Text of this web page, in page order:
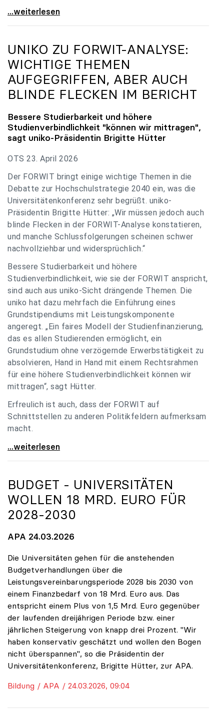
uniko zu Budgetverhandlungen: Universitäten sind
...weiterlesen
UNIKO ZU FORWIT-ANALYSE:
WICHTIGE THEMEN
AUFGEGRIFFEN, ABER AUCH
BLINDE FLECKEN IM BERICHT
Bessere Studierbarkeit und höhere
Studienverbindlichkeit "können wir mittragen",
sagt uniko-Präsidentin Brigitte Hütter
OTS 23. April 2026
Der FORWIT bringt einige wichtige Themen in die
Debatte zur Hochschulstrategie 2040 ein, was die
Universitätenkonferenz sehr begrüßt. uniko-
Präsidentin Brigitte Hütter: „Wir müssen jedoch auch
blinde Flecken in der FORWIT-Analyse konstatieren,
und manche Schlussfolgerungen scheinen schwer
nachvollziehbar und widersprüchlich.“
Bessere Studierbarkeit und höhere
Studienverbindlichkeit, wie sie der FORWIT anspricht,
sind auch aus uniko-Sicht drängende Themen. Die
uniko hat dazu mehrfach die Einführung eines
Grundstipendiums mit Leistungskomponente
angeregt. „Ein faires Modell der Studienfinanzierung,
das es allen Studierenden ermöglicht, ein
Grundstudium ohne verzögernde Erwerbstätigkeit zu
absolvieren, Hand in Hand mit einem Rechtsrahmen
für eine höhere Studienverbindlichkeit können wir
mittragen“, sagt Hütter.
Erfreulich ist auch, dass der FORWIT auf
Schnittstellen zu anderen Politikfeldern aufmerksam
macht.
uniko zu FORWIT-Analyse: Wichtige Themen
...weiterlesen
BUDGET - UNIVERSITÄTEN
WOLLEN 18 MRD. EURO FÜR
2028-2030
APA 24.03.2026
Die Universitäten gehen für die anstehenden
Budgetverhandlungen über die
Leistungsvereinbarungsperiode 2028 bis 2030 von
einem Finanzbedarf von 18 Mrd. Euro aus. Das
entspricht einem Plus von 1,5 Mrd. Euro gegenüber
der laufenden dreijährigen Periode bzw. einer
jährlichen Steigerung von knapp drei Prozent. "Wir
haben konservativ geschätzt und wollen den Bogen
nicht überspannen", so die Präsidentin der
Universitätenkonferenz, Brigitte Hütter, zur APA.
Bildung / APA / 24.03.2026, 09:04